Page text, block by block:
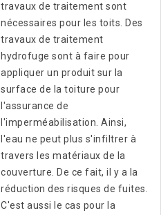
travaux de traitement sont
nécessaires pour les toits. Des
travaux de traitement
hydrofuge sont à faire pour
appliquer un produit sur la
surface de la toiture pour
l'assurance de
l'imperméabilisation. Ainsi,
l'eau ne peut plus s'infiltrer à
travers les matériaux de la
couverture. De ce fait, il y a la
réduction des risques de fuites.
C'est aussi le cas pour la